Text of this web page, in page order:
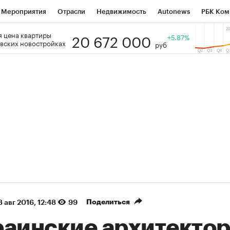
Мероприятия Отрасли Недвижимость Autonews РБК
РБК Образование Тренды
цена квартиры
новостройках
20 672 000 руб
+5.87%
авг 2016, 12:48 99 Поделиться